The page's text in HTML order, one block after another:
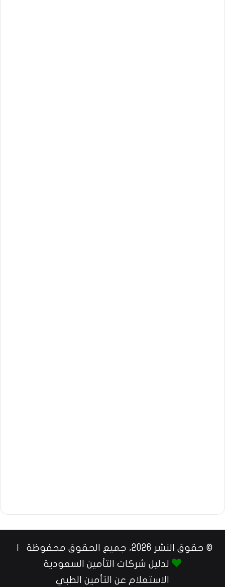
© حقوق النشر 2026، جميع الحقوق محفوظة |
لدليل شركات التأمين السعودية
الاستعلام عن التأمين الطبي